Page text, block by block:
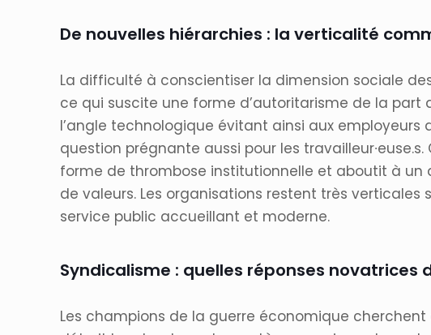
De nouvelles hiérarchies : la verticalité
La difficulté à conscientiser la dimension sociale
ce qui suscite une forme d’autoritarisme de la part
l’angle technologique évitant ainsi aux
question prégnante aussi pour les
forme de thrombose institutionnelle et aboutit à
de valeurs. Les organisations restent très
service public accueillant et moderne.
Syndicalisme : quelles réponses novatrices
Les champions de la guerre économique